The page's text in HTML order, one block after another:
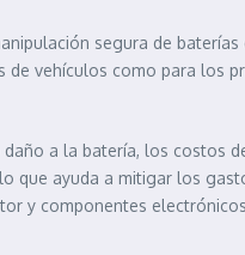
segura de baterías
vehículos como para los
a la batería, los costos
que ayuda a mitigar los
y componentes